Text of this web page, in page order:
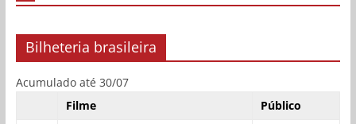
Bilheteria brasileira
Acumulado até 30/07
Filme
Público